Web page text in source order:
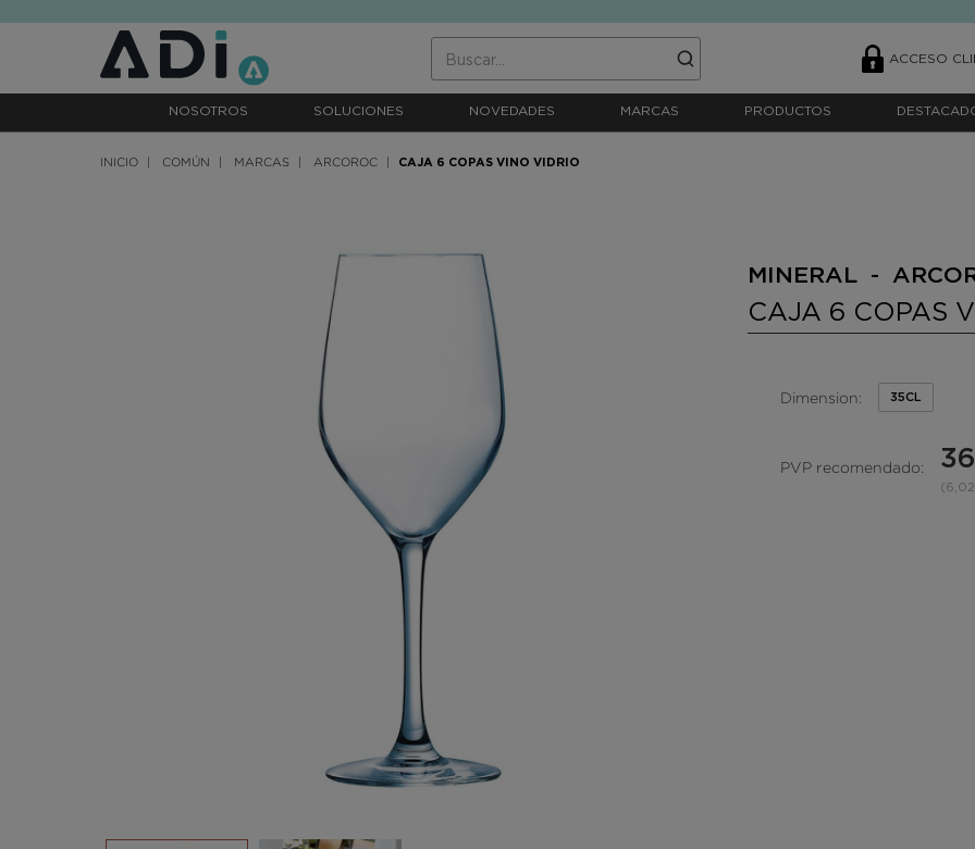
ACCESO
NOSOTROS SOLUCIONES NOVEDADES MARCAS PRODUCTOS
INICIO COMÚN MARCAS ARCOROC CAJA 6 COPAS VINO VIDRIO
MINERAL -
CAJA 6 COPAS
Dimension: 35CL
PVP recomendado: